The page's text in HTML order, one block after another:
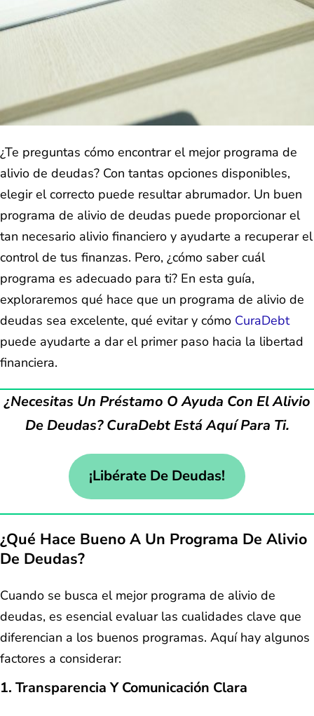
¿Te preguntas cómo encontrar el mejor programa de
alivio de deudas? Con tantas opciones disponibles,
elegir el correcto puede resultar abrumador. Un buen
programa de alivio de deudas puede proporcionar el
tan necesario alivio financiero y ayudarte a recuperar el
control de tus finanzas. Pero, ¿cómo saber cuál
programa es adecuado para ti? En esta guía,
exploraremos qué hace que un programa de alivio de
deudas sea excelente, qué evitar y cómo CuraDebt
puede ayudarte a dar el primer paso hacia la libertad
financiera.
¿Necesitas Un Préstamo O Ayuda Con El Alivio
De Deudas? CuraDebt Está Aquí Para Ti.
¡Libérate De Deudas!
¿Qué Hace Bueno A Un Programa De Alivio
De Deudas?
Cuando se busca el mejor programa de alivio de
deudas, es esencial evaluar las cualidades clave que
diferencian a los buenos programas. Aquí hay algunos
factores a considerar:
1. Transparencia Y Comunicación Clara